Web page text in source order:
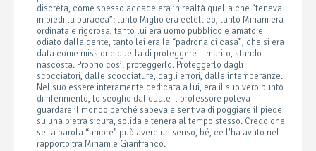
discreta, come spesso accade era in realtà quella che “teneva
in piedi la baracca”: tanto Miglio era eclettico, tanto Miriam era
ordinata e rigorosa; tanto lui era uomo pubblico e amato e
odiato dalla gente, tanto lei era la “padrona di casa”, che si era
data come missione quella di proteggere il marito, stando
nascosta. Proprio così: proteggerlo. Proteggerlo dagli
scocciatori, dalle scocciature, dagli errori, dalle intemperanze.
Nel suo essere interamente dedicata a lui, era il suo vero punto
di riferimento, lo scoglio dal quale il professore poteva
guardare il mondo perché sapeva e sentiva di poggiare il piede
su una pietra sicura, solida e tenera al tempo stesso. Credo che
se la parola “amore” può avere un senso, bé, ce l’ha avuto nel
rapporto tra Miriam e Gianfranco.